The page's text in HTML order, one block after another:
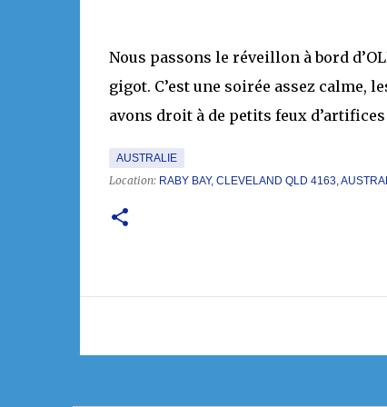
Nous passons le réveillon à bord
gigot. C’est une soirée assez calme,
avons droit à de petits feux
AUSTRALIE
Location: RABY BAY, CLEVELAND QLD 4163,